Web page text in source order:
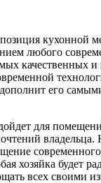
кухонной
любого
качественных
его
для
хозяйка будет
всех своими